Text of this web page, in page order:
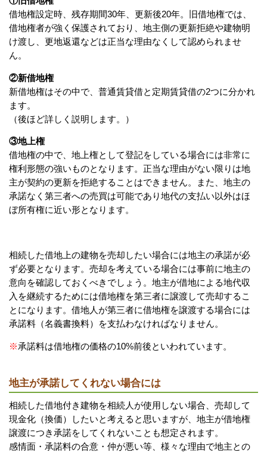
借地権設定時、残存期間30年、更新後20年。旧借地権では、
借地権者が強く保護されており、地主側の更新拒絶や建物明
け渡し、更地返還などは正当な理由なくして認められませ
ん。
②新借地権
新借地権はその中で、普通賃貸借と定期賃貸借の2つに分かれ
ます。
（後ほど詳しく説明します。）
③地上権
借地権の中で、地上権として登記をしている場合には非常に
権利形態の強いものとなります。正当な理由がない限りは地
主が契約の更新を拒絶することはできません。また、地主の
承諾なく第三者への売買は可能であり地代の支払い以外はほ
ぼ所有権に近い形となります。
相続した借地上の建物を売却したい場合には地主の承諾が必
ず必要となります。売却を考えている場合には事前に地主の
意向を確認しておくべきでしょう。地主が借地による地代収
入を継続するためには借地権を第三者に譲渡して売却するこ
とになります。借地人が第三者に借地権を譲渡する場合には
承諾料（名義書換料）を支払わなければなりません。
※承諾料は借地権の価格の10%前後といわれています。
地主が承諾してくれない場合には
相続した借地付き建物を相続人が使用しない場合、売却して
現金化（換価）したいと考えると思いますが、地主が借地権
譲渡につき承諾をしてくれないことも想定されます。
感情面・承諾料の合意・仲が悪い等、様々な理由で地主との